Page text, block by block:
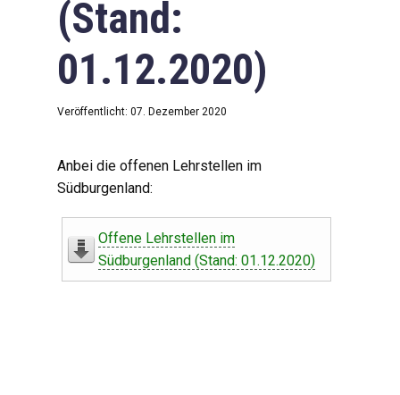
(Stand:
01.12.2020)
Veröffentlicht: 07. Dezember 2020
Anbei die offenen Lehrstellen im
Südburgenland:
Offene Lehrstellen im
Südburgenland (Stand: 01.12.2020)